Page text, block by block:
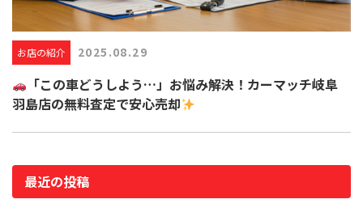
お店の紹介 2025.08.29
「この車どうしよう…」お悩み解決！カーマッチ岐阜
羽島店の無料査定で安心売却
最近の投稿